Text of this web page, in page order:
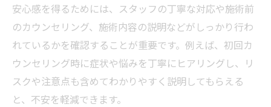
鍼灸整骨院のカウンセリング内容と質問例
施術前の不安解消に役立つカウンセリング
体験
心身のバランス整う鍼灸整骨院体験の流れ
鍼灸整骨院で心身を整える施術の流れ
安心感を得るためには、スタッフの丁寧な対応や施術前
のカウンセリング、施術内容の説明などがしっかり行わ
れているかを確認することが重要です。例えば、初回カ
ウンセリング時に症状や悩みを丁寧にヒアリングし、リ
スクや注意点も含めてわかりやすく説明してもらえる
と、不安を軽減できます。